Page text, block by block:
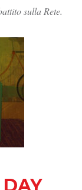
sulla Rete.